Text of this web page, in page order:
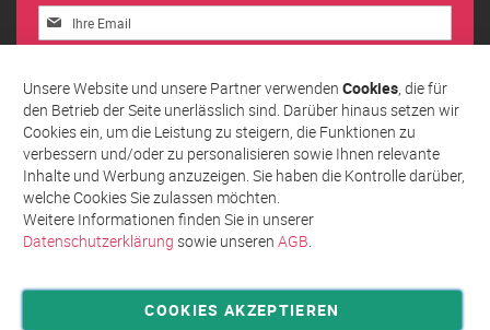
Melden
Sie
unseren
Newsletter
an:
Abonnieren
Privatsphäre und Datenschutz
Unsere Website und unsere Partner verwenden Cookies, die für
den Betrieb der Seite unerlässlich sind. Darüber hinaus setzen wir
Cookies ein, um die Leistung zu steigern, die Funktionen zu
verbessern und/oder zu personalisieren sowie Ihnen relevante
Inhalte und Werbung anzuzeigen. Sie haben die Kontrolle darüber,
welche Cookies Sie zulassen möchten.
Weitere Informationen finden Sie in unserer
Datenschutzerklärung sowie unseren AGB.
COOKIES AKZEPTIEREN